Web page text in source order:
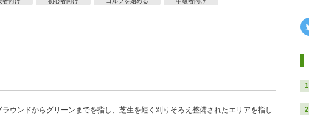
ウンドからグリーンまでを指し、芝生を短く刈りそろえ整備されたエリアを指し